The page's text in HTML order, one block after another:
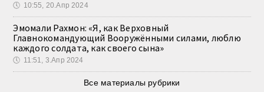
🕔 10:55, 20.Апр 2024
Эмомали Рахмон: «Я, как Верховный
Главнокомандующий Вооружёнными силами, люблю
каждого солдата, как своего сына»
🕔 11:51, 3.Апр 2024
Все материалы рубрики